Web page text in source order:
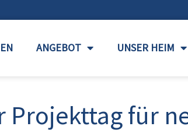
ANGEBOT UNSER HEIM
für